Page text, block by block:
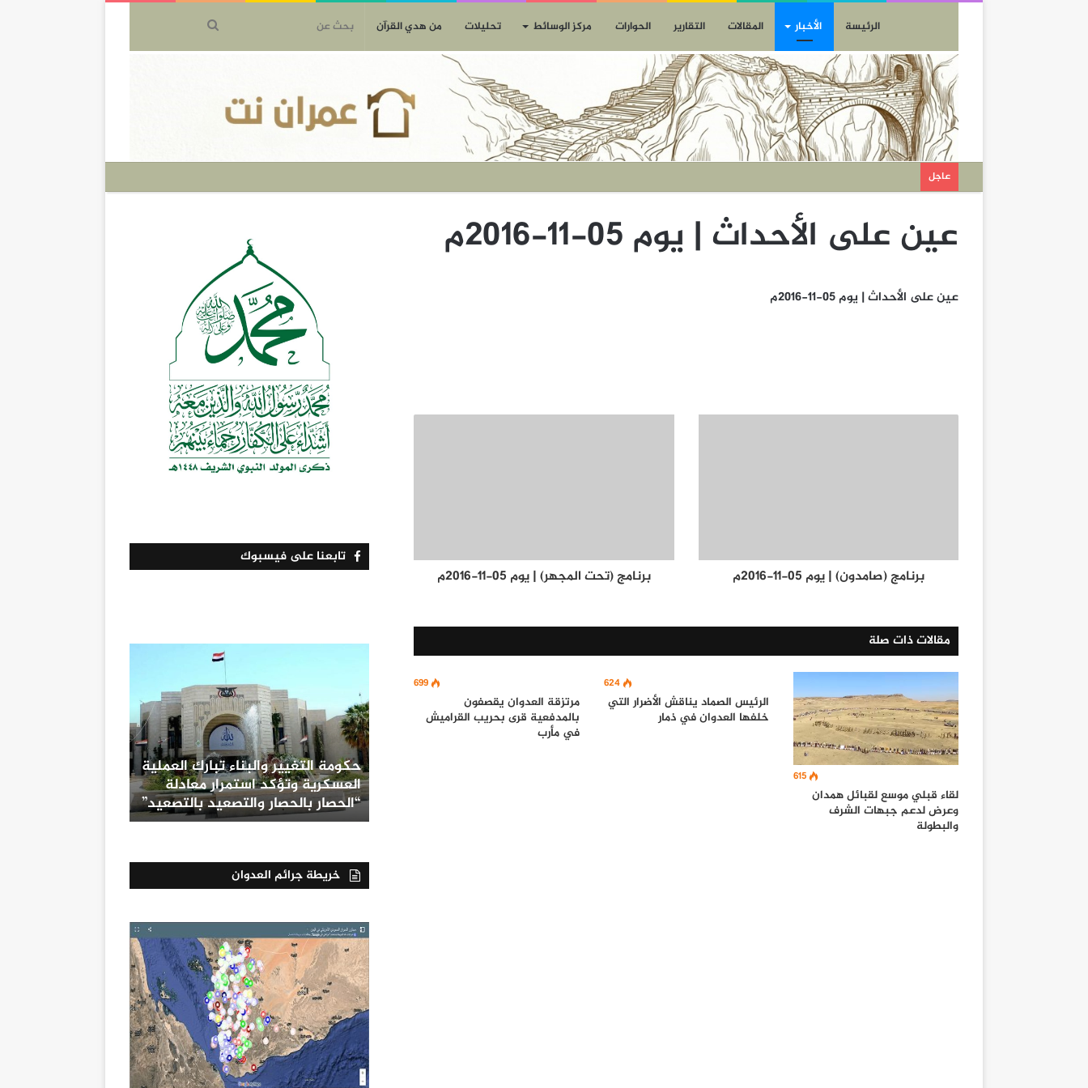
الرئيسة الأخبار المقالات التقارير الحوارات مركز الوسائط تحليلات من هدي القرآن
عاجل
عين على الأحداث | يوم 05-11-2016م
عين على الأحداث | يوم 05-11-2016م
برنامج (صامدون) | يوم 05-11-2016م برنامج (تحت المجهر) | يوم 05-11-2016م
مقالات ذات صلة
615
لقاء قبلي موسع لقبائل همدان
وعرض لدعم جبهات الشرف
والبطولة
624
الرئيس الصماد يناقش الأضرار التي
خلفها العدوان في ذمار
699
مرتزقة العدوان يقصفون
بالمدفعية قرى بحريب القراميش
في مأرب
تابعنا على فيسبوك
حكومة التغيير والبناء تبارك العملية
العسكرية وتؤكد استمرار معادلة
“الحصار بالحصار والتصعيد بالتصعيد”
خريطة جرائم العدوان